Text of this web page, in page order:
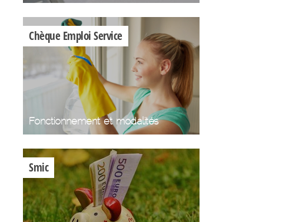
Chèque Emploi Service
Fonctionnement et modalités
Smic